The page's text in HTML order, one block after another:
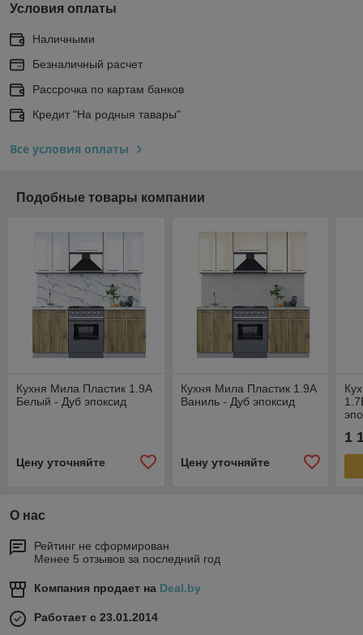
Условия оплаты
Наличными
Безналичный расчет
Рассрочка по картам банков
Кредит "На родныя тавары"
Все условия оплаты
Подобные товары компании
Кухня Мила Пластик 1.9А
Белый - Дуб эпоксид
Цену уточняйте
Кухня Мила Пластик 1.9А
Ваниль - Дуб эпоксид
Цену уточняйте
1
О нас
Рейтинг не сформирован
Менее 5 отзывов за последний год
Компания продает на Deal.by
Работает с 23.01.2014